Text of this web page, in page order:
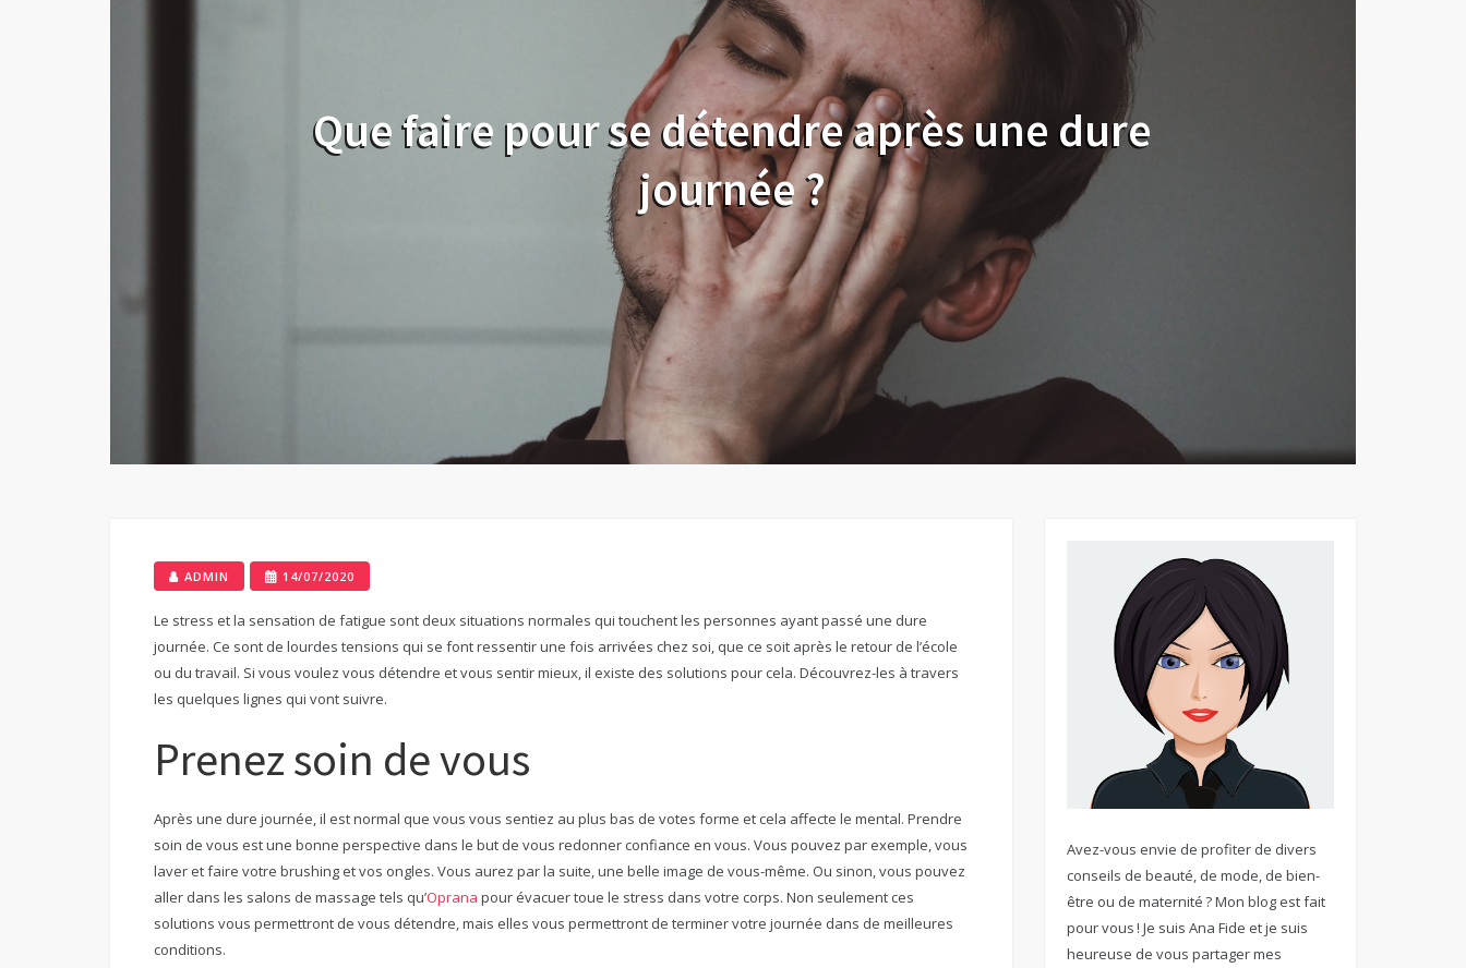
Que faire pour se détendre après une dure
journée ?
ADMIN 14/07/2020
Le stress et la sensation de fatigue sont deux situations normales qui touchent les personnes ayant passé une dure
journée. Ce sont de lourdes tensions qui se font ressentir une fois arrivées chez soi, que ce soit après le retour de l’école
ou du travail. Si vous voulez vous détendre et vous sentir mieux, il existe des solutions pour cela. Découvrez-les à travers
les quelques lignes qui vont suivre.
Prenez soin de vous
Après une dure journée, il est normal que vous vous sentiez au plus bas de votes forme et cela affecte le mental. Prendre
soin de vous est une bonne perspective dans le but de vous redonner confiance en vous. Vous pouvez par exemple, vous
laver et faire votre brushing et vos ongles. Vous aurez par la suite, une belle image de vous-même. Ou sinon, vous pouvez
aller dans les salons de massage tels qu’Oprana pour évacuer toue le stress dans votre corps. Non seulement ces
solutions vous permettront de vous détendre, mais elles vous permettront de terminer votre journée dans de meilleures
conditions.
Avez-vous envie de profiter de divers
conseils de beauté, de mode, de bien-
être ou de maternité ? Mon blog est fait
pour vous ! Je suis Ana Fide et je suis
heureuse de vous partager mes